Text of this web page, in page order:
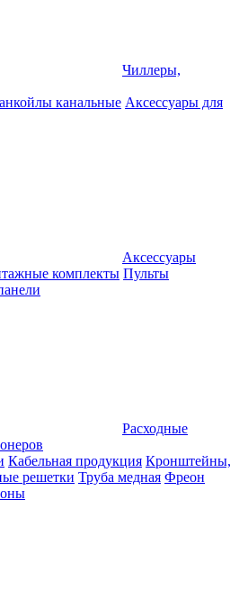
Чиллеры,
канальные Аксессуары для
Аксессуары
комплекты Пульты
Расходные
Кабельная продукция Кронштейны,
решетки Труба медная Фреон